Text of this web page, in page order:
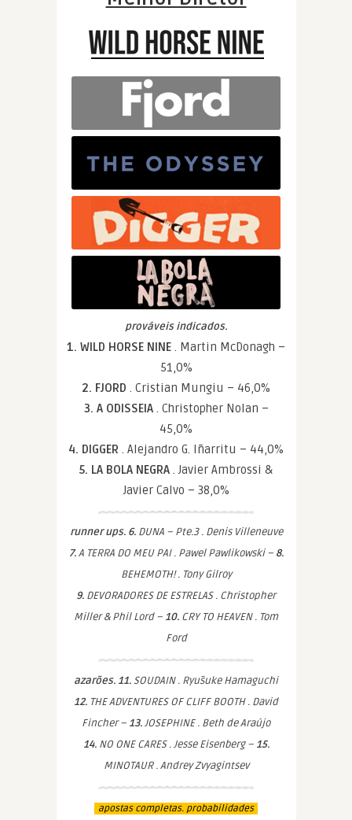
prováveis indicados.
1. WILD HORSE NINE . Martin McDonagh –
51,0%
2. FJORD . Cristian Mungiu – 46,0%
3. A ODISSEIA . Christopher Nolan –
45,0%
4. DIGGER . Alejandro G. Iñarritu – 44,0%
5. LA BOLA NEGRA . Javier Ambrossi &
Javier Calvo – 38,0%
runner ups. 6.DUNA – Pte.3 . Denis Villeneuve
7.A TERRA DO MEU PAI . Pawel Pawlikowski – 8.
BEHEMOTH! . Tony Gilroy
9. DEVORADORES DE ESTRELAS . Christopher
Miller & Phil Lord – 10. CRY TO HEAVEN . Tom
Ford
azarões. 11.SOUDAIN . Ryūsuke Hamaguchi
12. THE ADVENTURES OF CLIFF BOOTH . David
Fincher – 13.JOSEPHINE . Beth de Araújo
14.NO ONE CARES . Jesse Eisenberg – 15.
MINOTAUR . Andrey Zvyagintsev
apostas completas. probabilidades